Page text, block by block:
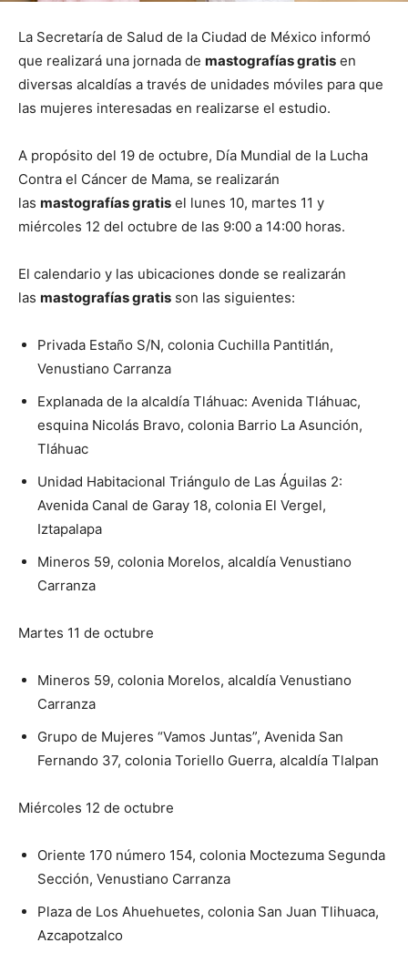
La Secretaría de Salud de la Ciudad de México informó
que realizará una jornada de mastografías gratis en
diversas alcaldías a través de unidades móviles para que
las mujeres interesadas en realizarse el estudio.
A propósito del 19 de octubre, Día Mundial de la Lucha
Contra el Cáncer de Mama, se realizarán
las mastografías gratis el lunes 10, martes 11 y
miércoles 12 del octubre de las 9:00 a 14:00 horas.
El calendario y las ubicaciones donde se realizarán
las mastografías gratis son las siguientes:
Privada Estaño S/N, colonia Cuchilla Pantitlán,
Venustiano Carranza
Explanada de la alcaldía Tláhuac: Avenida Tláhuac,
esquina Nicolás Bravo, colonia Barrio La Asunción,
Tláhuac
Unidad Habitacional Triángulo de Las Águilas 2:
Avenida Canal de Garay 18, colonia El Vergel,
Iztapalapa
Mineros 59, colonia Morelos, alcaldía Venustiano
Carranza
Martes 11 de octubre
Mineros 59, colonia Morelos, alcaldía Venustiano
Carranza
Grupo de Mujeres “Vamos Juntas”, Avenida San
Fernando 37, colonia Toriello Guerra, alcaldía Tlalpan
Miércoles 12 de octubre
Oriente 170 número 154, colonia Moctezuma Segunda
Sección, Venustiano Carranza
Plaza de Los Ahuehuetes, colonia San Juan Tlihuaca,
Azcapotzalco